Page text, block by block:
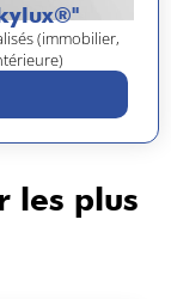
(immobilier,
les plus